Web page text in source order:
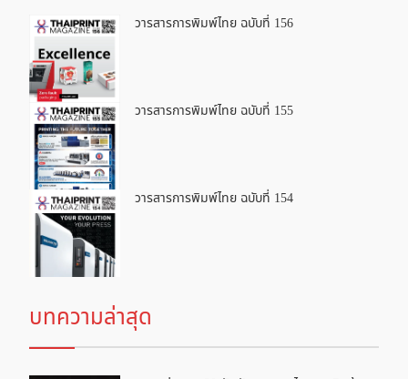
วารสารการพิมพ์ไทย ฉบับที่ 156
วารสารการพิมพ์ไทย ฉบับที่ 155
วารสารการพิมพ์ไทย ฉบับที่ 154
บทความล่าสุด